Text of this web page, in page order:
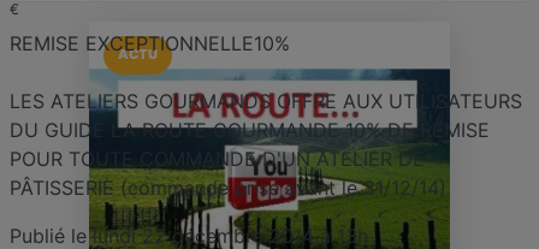
ACTU
€
REMISE EXCEPTIONNELLE10%
LES ATELIERS GOURMANDS OFFRE AUX UTILISATEURS
DU GUIDE LA ROUTE GOURMANDE 10% DE REMISE
POUR TOUTE COMMANDE D'UN ATELIER DE
PÂTISSERIE (commande prise avant le 31/12/14)
Publié le lundi 22 décembre 2014 à 13h